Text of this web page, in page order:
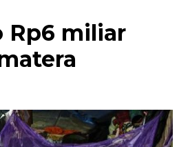
Rp6 miliar